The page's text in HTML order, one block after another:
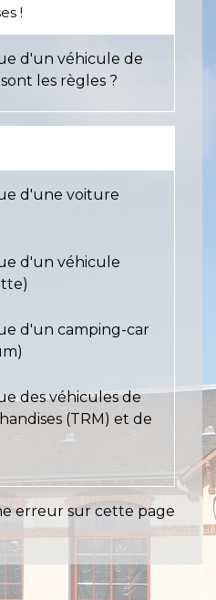
!
d'un véhicule de
les règles ?
d'une voiture
d'un véhicule
d'un camping-car
des véhicules de
(TRM) et de
erreur sur cette page